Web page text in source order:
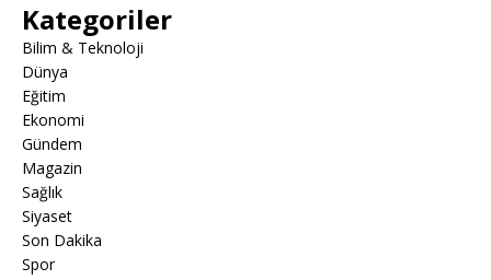
Kategoriler
Bilim & Teknoloji
Dünya
Eğitim
Ekonomi
Gündem
Magazin
Sağlık
Siyaset
Son Dakika
Spor